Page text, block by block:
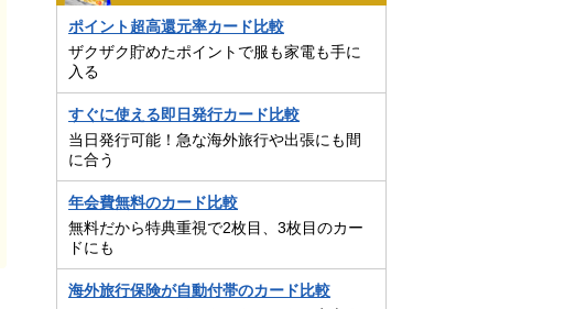
ポイント超高還元率カード比較
ザクザク貯めたポイントで服も家電も手に
入る
すぐに使える即日発行カード比較
当日発行可能！急な海外旅行や出張にも間
に合う
年会費無料のカード比較
無料だから特典重視で2枚目、3枚目のカー
ドにも
海外旅行保険が自動付帯のカード比較